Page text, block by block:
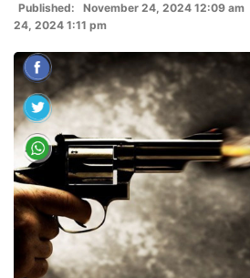
Published: November 24, 2024 12:09
24, 2024 1:11 pm